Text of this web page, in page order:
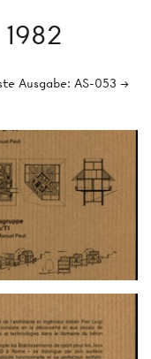
1982
Ausgabe: AS-053 →